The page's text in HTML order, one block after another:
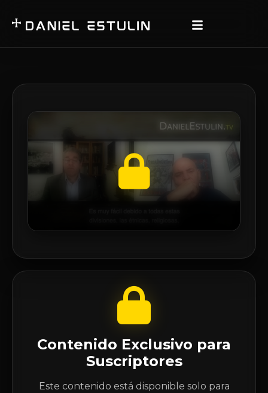
Contenido Exclusivo para
Suscriptores
Este contenido está disponible solo para